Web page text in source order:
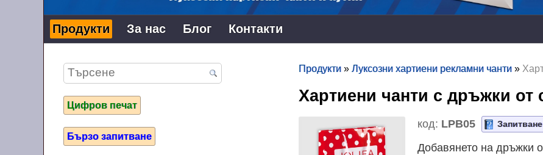
Продукти За нас Блог Контакти
Цифров печат
Бързо запитване
Продукти »Луксозни хартиени рекламни чанти »
Хартиени чанти с дръжки от
код: LPB05 Запитване
Добавянето на дръжки